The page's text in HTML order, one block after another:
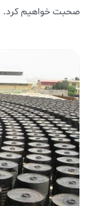
صحبت خواهیم کرد.